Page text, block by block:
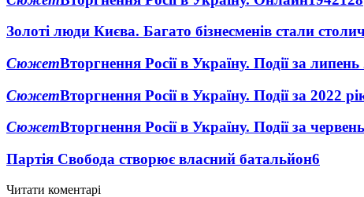
Золоті люди Києва. Багато бізнесменів стали
СюжетВторгнення Росії в Україну. Події за
СюжетВторгнення Росії в Україну. Події за 2022
СюжетВторгнення Росії в Україну. Події за
Партія Свобода створює власний батальйон6
Читати коментарі